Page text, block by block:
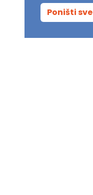
Poništi sve